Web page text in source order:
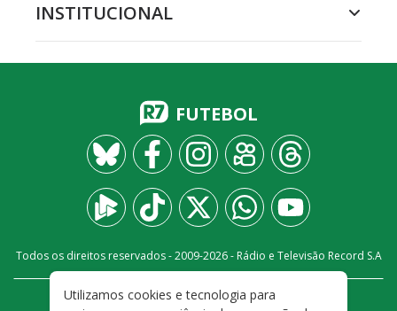
INSTITUCIONAL
FUTEBOL
Todos os direitos reservados - 2009-2026- Rádio e Televisão Record S.A
FALE CONOSCO PRIVACIDADE
Utilizamos cookies e tecnologia para